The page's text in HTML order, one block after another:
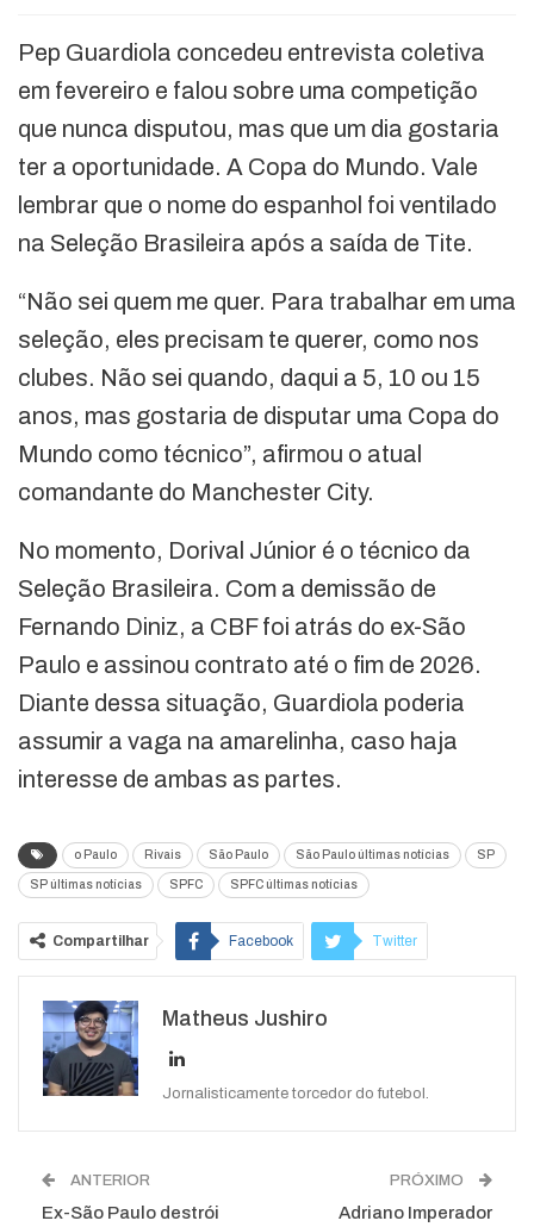
Pep Guardiola concedeu entrevista coletiva
em fevereiro e falou sobre uma competição
que nunca disputou, mas que um dia gostaria
ter a oportunidade. A Copa do Mundo. Vale
lembrar que o nome do espanhol foi ventilado
na Seleção Brasileira após a saída de Tite.
“Não sei quem me quer. Para trabalhar em uma
seleção, eles precisam te querer, como nos
clubes. Não sei quando, daqui a 5, 10 ou 15
anos, mas gostaria de disputar uma Copa do
Mundo como técnico”, afirmou o atual
comandante do Manchester City.
No momento, Dorival Júnior é o técnico da
Seleção Brasileira. Com a demissão de
Fernando Diniz, a CBF foi atrás do ex-São
Paulo e assinou contrato até o fim de 2026.
Diante dessa situação, Guardiola poderia
assumir a vaga na amarelinha, caso haja
interesse de ambas as partes.
o Paulo Rivais São Paulo São Paulo últimas notícias SP
SP últimas notícias SPFC SPFC últimas notícias
Compartilhar Facebook Twitter
WhatsApp
Matheus Jushiro
Jornalisticamente torcedor do futebol.
ANTERIOR
Ex-São Paulo destrói
PRÓXIMO
Adriano Imperador